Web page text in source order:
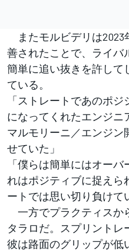
またモルビデリは2023
善されたことで、ライバ
簡単に追い抜きを許して
ている。
「ストレートであのポ
になってくれたエンジニ
マルモリーニ／エンジン
せていた」
「僕らは簡単にはオー
れはポジティブに捉えら
ートでは思い切り負けて
一方でプラクティスか
タラロだ。スプリントレ
彼は路面のグリップが低